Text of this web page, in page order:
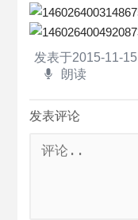
发表于2015-11-15
朗读
发表评论